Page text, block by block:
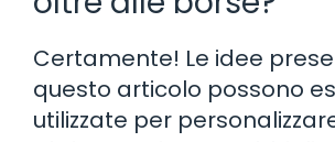
Certamente! Le idee
questo articolo possono
utilizzate per